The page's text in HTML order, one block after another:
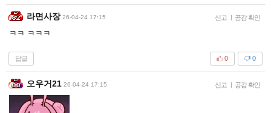
라면사장 26-04-24 17:15 신고 | 공감 확인
ㅋㅋ ㅋㅋㅋ
답글 0
0
오우거21 26-04-24 17:15 신고 | 공감 확인